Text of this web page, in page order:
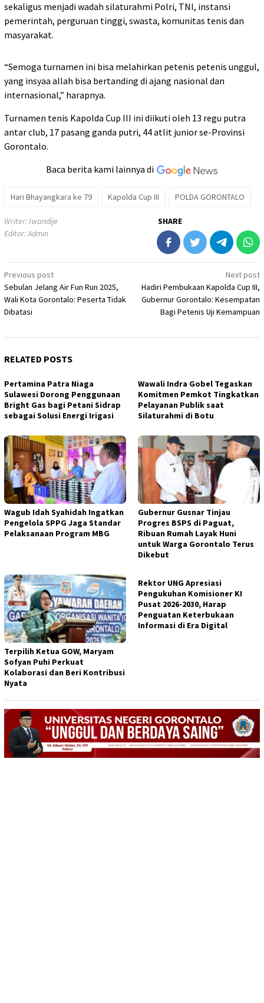
sekaligus menjadi wadah silaturahmi Polri, TNI, instansi
pemerintah, perguruan tinggi, swasta, komunitas tenis dan
masyarakat.
“Semoga turnamen ini bisa melahirkan petenis petenis unggul,
yang insyaa allah bisa bertanding di ajang nasional dan
internasional,” harapnya.
Turnamen tenis Kapolda Cup III ini diikuti oleh 13 regu putra
antar club, 17 pasang ganda putri, 44 atlit junior se-Provinsi
Gorontalo.
Baca berita kami lainnya di
Hari Bhayangkara ke 79 Kapolda Cup III POLDA GORONTALO
Writer: Iwandije
Editor: Admin
SHARE
Post
navigation
Previous post
Sebulan Jelang Air Fun Run 2025,
Wali Kota Gorontalo: Peserta Tidak
Dibatasi
Next post
Hadiri Pembukaan Kapolda Cup III,
Gubernur Gorontalo: Kesempatan
Bagi Petenis Uji Kemampuan
RELATED POSTS
Pertamina Patra Niaga
Sulawesi Dorong Penggunaan
Bright Gas bagi Petani Sidrap
sebagai Solusi Energi Irigasi
Wawali Indra Gobel Tegaskan
Komitmen Pemkot Tingkatkan
Pelayanan Publik saat
Silaturahmi di Botu
Wagub Idah Syahidah Ingatkan
Pengelola SPPG Jaga Standar
Pelaksanaan Program MBG
Gubernur Gusnar Tinjau
Progres BSPS di Paguat,
Ribuan Rumah Layak Huni
untuk Warga Gorontalo Terus
Dikebut
Terpilih Ketua GOW, Maryam
Sofyan Puhi Perkuat
Kolaborasi dan Beri Kontribusi
Nyata
Rektor UNG Apresiasi
Pengukuhan Komisioner KI
Pusat 2026-2030, Harap
Penguatan Keterbukaan
Informasi di Era Digital